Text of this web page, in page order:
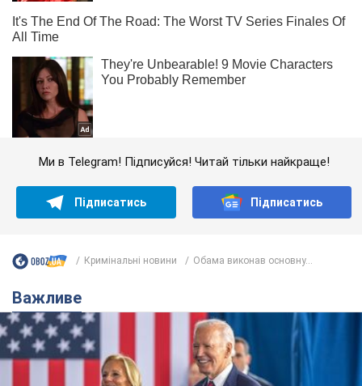
Ми в Telegram! Підписуйся! Читай тільки найкраще!
Підписатись Підписатись
Кримінальні новини Обама виконав основну...
Важливе